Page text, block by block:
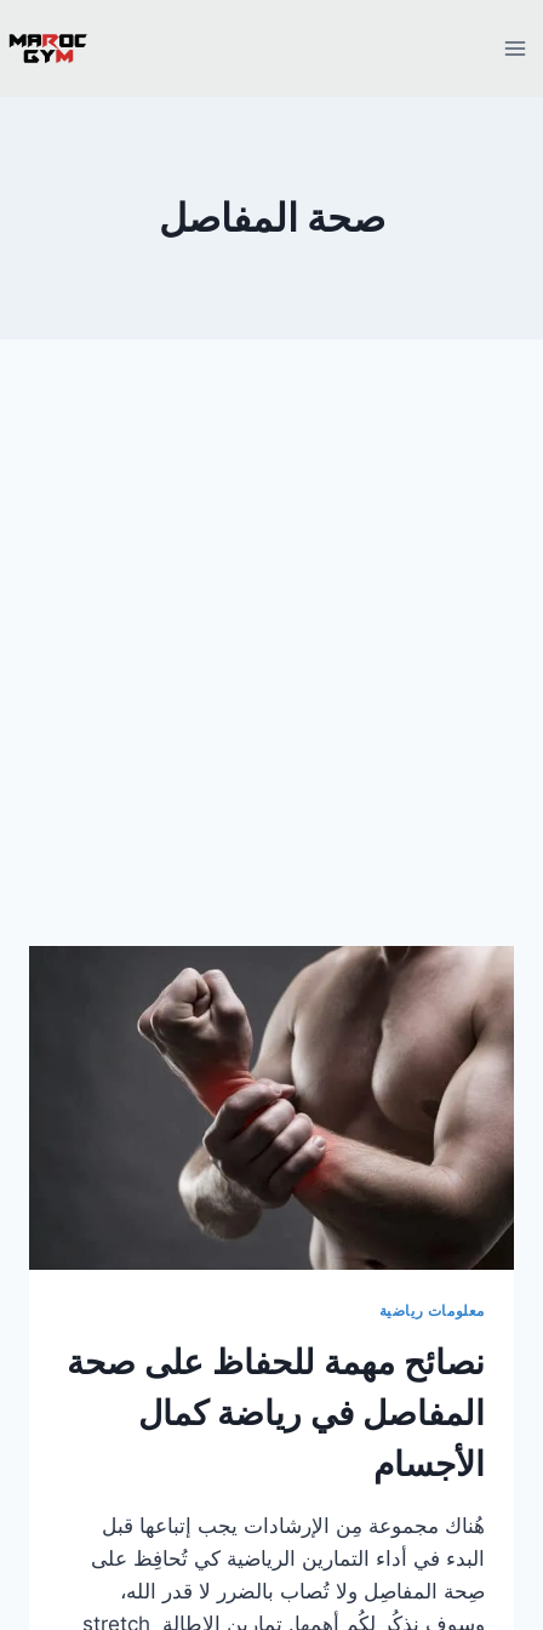
صحة المفاصل
معلومات رياضية
نصائح مهمة للحفاظ على صحة
المفاصل في رياضة كمال
الأجسام
هُناك مجموعة مِن الإرشادات يجب إتباعها قبل
البدء في أداء التمارين الرياضية كي تُحافِظ على
صِحة المفاصِل ولا تُصاب بالضرر لا قدر الله،
وسوف نذكُر لكُم أهمها. تمارين الإطالة stretch